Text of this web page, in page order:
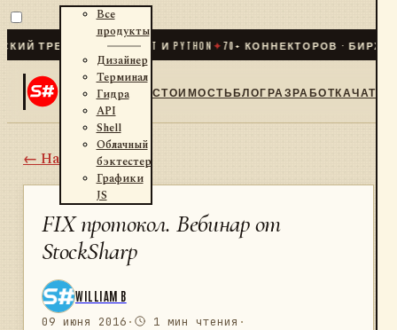
ДЛЯ .NET И PYTHON✦70+ КОННЕКТОРОВ · БИРЖИ ·
Все
продукты
Дизайнер
Терминал
Гидра
API
Shell
Облачный
бэктестер
Графики
JS
СТОИМОСТЬБЛОГРАЗРАБОТКАЧАТ
← Назад
FIX протокол. Вебинар от
StockSharp
WILLIAM B
09 июня 2016 · 1 мин чтения ·